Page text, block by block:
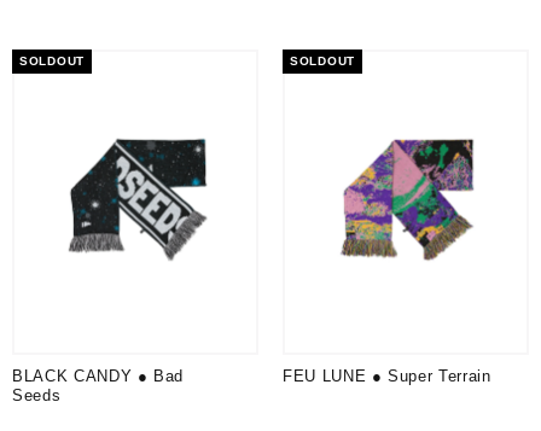
SOLDOUT
BLACK CANDY ● Bad
Seeds
SOLDOUT
FEU LUNE ● Super Terrain